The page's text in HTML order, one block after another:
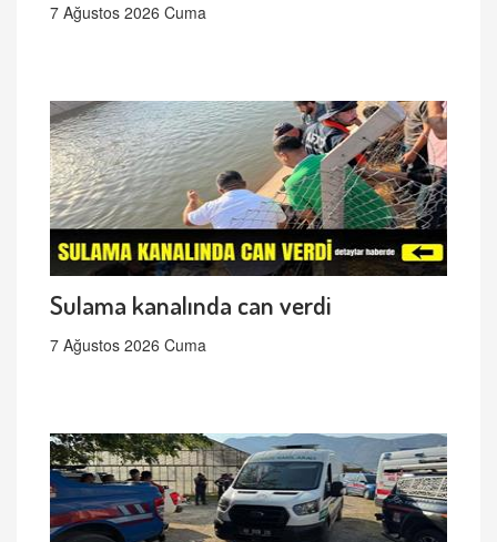
7 Ağustos 2026 Cuma
Sulama kanalında can verdi
7 Ağustos 2026 Cuma